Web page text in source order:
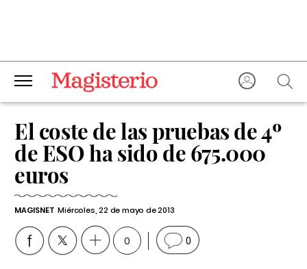
El coste de las pruebas de 4º
de ESO ha sido de 675.000
euros
MAGISNET Miércoles, 22 de mayo de 2013
0 0